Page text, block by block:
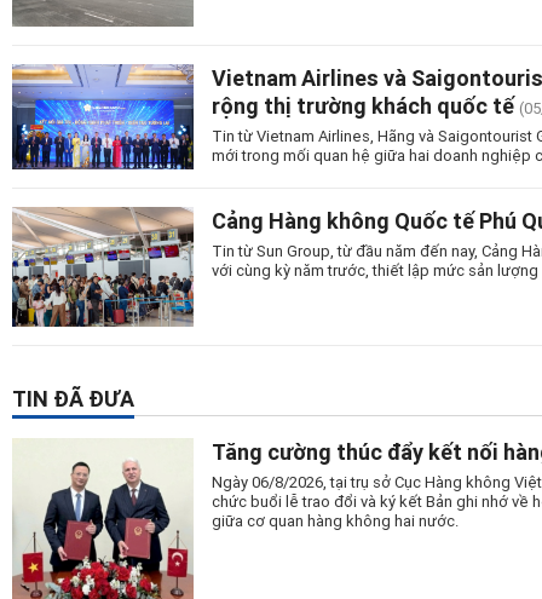
Vietnam Airlines và
rộng thị trường khách quốc tế
Tin từ Vietnam Airlines, Hãng và
mới trong mối quan hệ giữa hai doanh nghiệp
Cảng Hàng không Quốc tế Phú
Tin từ Sun Group, từ đầu năm đến nay, Cảng
với cùng kỳ năm trước, thiết lập mức sản
TIN ĐÃ ĐƯA
Tăng cường thúc đẩy kết nối
Ngày 06/8/2026, tại trụ sở Cục Hàng không
chức buổi lễ trao đổi và ký kết Bản ghi nhớ về
giữa cơ quan hàng không hai nước.